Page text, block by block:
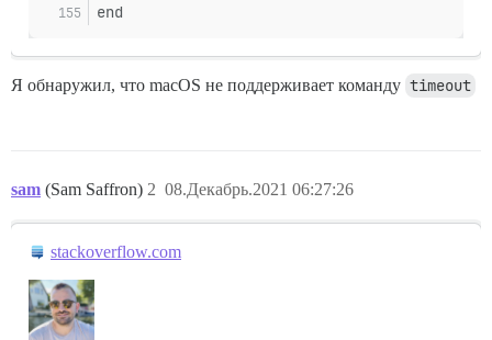
end
Я обнаружил, что macOS не поддерживает команду timeout
sam (Sam Saffron) 08.Декабрь.2021 06:27:26
2
stackoverflow.com